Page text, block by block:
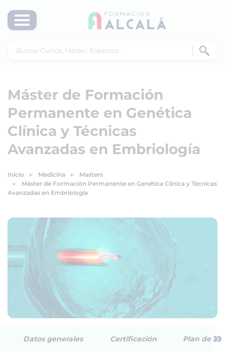
Máster de Formación
Permanente en Genética
Clínica y Técnicas
Avanzadas en Embriología
Inicio Medicina
Masters
Máster de Formación Permanente en Genética Clínica y Técnicas
Avanzadas en Embriología
Datos generales Certificación Plan de »